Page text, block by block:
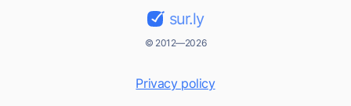
sur.ly
© 2012—2026
Privacy policy